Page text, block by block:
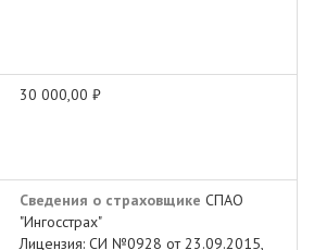
30 000,00 ₽
Сведения о страховщике СПАО
"Ингосстрах"
Лицензия: СИ №0928 от 23.09.2015,